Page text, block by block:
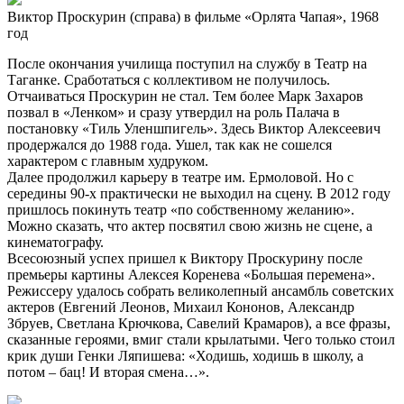
Виктор Проскурин (справа) в фильме «Орлята Чапая», 1968
год
После окончания училища поступил на службу в Театр на
Таганке. Сработаться с коллективом не получилось.
Отчаиваться Проскурин не стал. Тем более Марк Захаров
позвал в «Ленком» и сразу утвердил на роль Палача в
постановку «Тиль Уленшпигель». Здесь Виктор Алексеевич
продержался до 1988 года. Ушел, так как не сошелся
характером с главным худруком.
Далее продолжил карьеру в театре им. Ермоловой. Но с
середины 90-х практически не выходил на сцену. В 2012 году
пришлось покинуть театр «по собственному желанию».
Можно сказать, что актер посвятил свою жизнь не сцене, а
кинематографу.
Всесоюзный успех пришел к Виктору Проскурину после
премьеры картины Алексея Коренева «Большая перемена».
Режиссеру удалось собрать великолепный ансамбль советских
актеров (Евгений Леонов, Михаил Кононов, Александр
Збруев, Светлана Крючкова, Савелий Крамаров), а все фразы,
сказанные героями, вмиг стали крылатыми. Чего только стоил
крик души Генки Ляпишева: «Ходишь, ходишь в школу, а
потом – бац! И вторая смена…».